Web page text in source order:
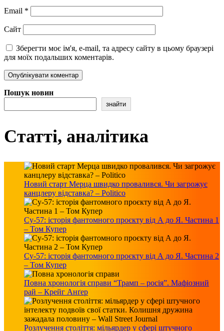
Email *
Сайт
Зберегти моє ім'я, e-mail, та адресу сайту в цьому браузері
для моїх подальших коментарів.
Пошук новин
знайти
Статті, аналітика
Новий старт Мерца швидко провалився. Чи загрожує
канцлеру відставка? – Politico
Су-57: історія фантомного проєкту від А до Я. Частина 1
– Том Купер
Су-57: історія фантомного проєкту від А до Я. Частина 2
– Том Купер
Повна хронологія справи “Трамп – росія”. Мафіозний
рай – Крейг Анґер
Розлучення століття: мільярдер у сфері штучного